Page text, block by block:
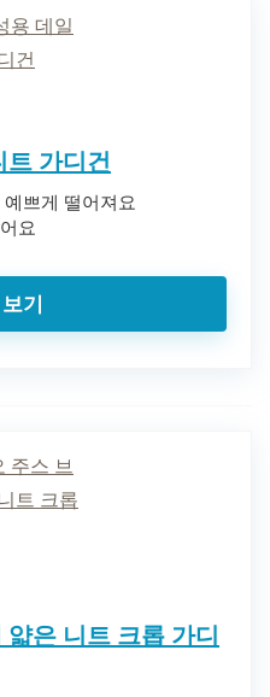
트 가디건
쁘게 떨어져요
요
기
은 니트 크롭 가디